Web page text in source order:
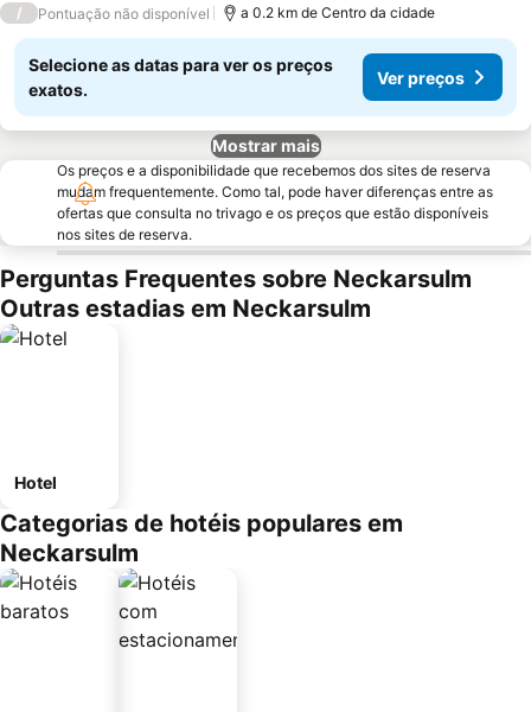
/ Pontuação não disponível a 0.2 km de Centro da cidade
Selecione as datas para ver os preços
exatos.
Ver preços
Mostrar mais
Os preços e a disponibilidade que recebemos dos sites de reserva
mudam frequentemente. Como tal, pode haver diferenças entre as
ofertas que consulta no trivago e os preços que estão disponíveis
nos sites de reserva.
Perguntas Frequentes sobre Neckarsulm
Outras estadias em Neckarsulm
Hotel
Categorias de hotéis populares em
Neckarsulm